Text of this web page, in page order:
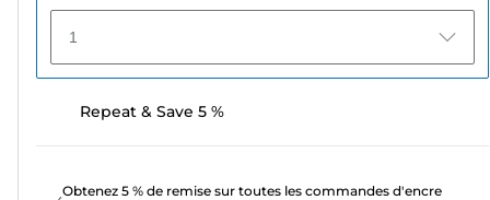
1
Repeat & Save 5 %
Obtenez 5 % de remise sur toutes les commandes d'encre